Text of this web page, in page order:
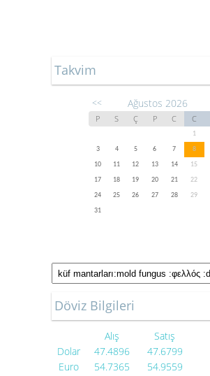
Takvim
<< Ağustos 2026
P S Ç P C C
1
3
4 5 6 7 8
10
11 12 13 14 15
17
18 19 20 21 22
24
25 26 27 28 29
31
Döviz Bilgileri
Alış
Satış
Dolar
47.4896
47.6799
Euro
54.7365 54.9559